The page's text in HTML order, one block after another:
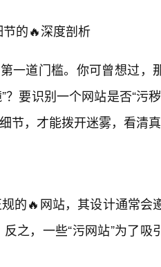
节的🔥深度剖析
一道门槛。你可曾想过，
要识别一个网站是否“污
，才能拨开迷雾，看清真
的🔥网站，其设计通常会
之，一些“污网站”为了吸